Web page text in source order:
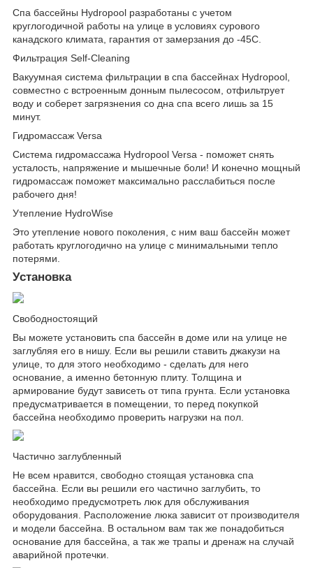
Спа бассейны Hydropool разработаны с учетом
круглогодичной работы на улице в условиях сурового
канадского климата, гарантия от замерзания до -45С.
Фильтрация Self-Cleaning
Вакуумная система фильтрации в спа бассейнах Hydropool,
совместно с встроенным донным пылесосом, отфильтрует
воду и соберет загрязнения со дна спа всего лишь за 15
минут.
Гидромассаж Versa
Система гидромассажа Hydropool Versa - поможет снять
усталость, напряжение и мышечные боли! И конечно мощный
гидромассаж поможет максимально расслабиться после
рабочего дня!
Утепление HydroWise
Это утепление нового поколения, с ним ваш бассейн может
работать круглогодично на улице с минимальными тепло
потерями.
Установка
Свободностоящий
Вы можете установить спа бассейн в доме или на улице не
заглубляя его в нишу. Если вы решили ставить джакузи на
улице, то для этого необходимо - сделать для него
основание, а именно бетонную плиту. Толщина и
армирование будут зависеть от типа грунта. Если установка
предусматривается в помещении, то перед покупкой
бассейна необходимо проверить нагрузки на пол.
Частично заглубленный
Не всем нравится, свободно стоящая установка спа
бассейна. Если вы решили его частично заглубить, то
необходимо предусмотреть люк для обслуживания
оборудования. Расположение люка зависит от производителя
и модели бассейна. В остальном вам так же понадобиться
основание для бассейна, а так же трапы и дренаж на случай
аварийной протечки.